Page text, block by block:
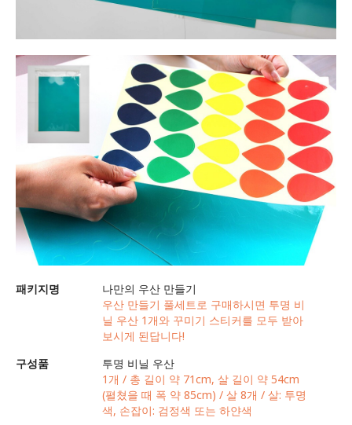
패키지명
나만의 우산 만들기
우산 만들기 풀세트로 구매하시면 투명 비
닐 우산 1개와 꾸미기 스티커를 모두 받아
보시게 된답니다!
구성품
투명 비닐 우산
1개 / 총 길이 약 71cm, 살 길이 약 54cm
(펼쳤을 때 폭 약 85cm) / 살 8개 / 살: 투명
색, 손잡이: 검정색 또는 하얀색